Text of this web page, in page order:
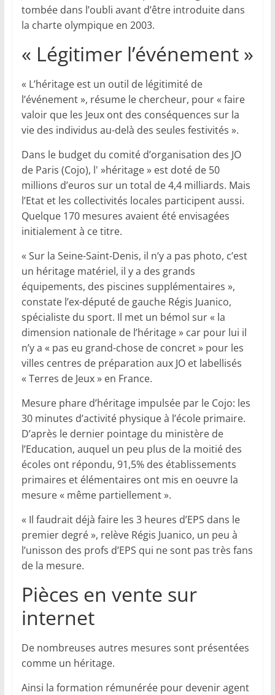
tombée dans l’oubli avant d’être introduite dans
la charte olympique en 2003.
« Légitimer l’événement »
« L’héritage est un outil de légitimité de
l’événement », résume le chercheur, pour « faire
valoir que les Jeux ont des conséquences sur la
vie des individus au-delà des seules festivités ».
Dans le budget du comité d’organisation des JO
de Paris (Cojo), l' »héritage » est doté de 50
millions d’euros sur un total de 4,4 milliards. Mais
l’Etat et les collectivités locales participent aussi.
Quelque 170 mesures avaient été envisagées
initialement à ce titre.
« Sur la Seine-Saint-Denis, il n’y a pas photo, c’est
un héritage matériel, il y a des grands
équipements, des piscines supplémentaires »,
constate l’ex-député de gauche Régis Juanico,
spécialiste du sport. Il met un bémol sur « la
dimension nationale de l’héritage » car pour lui il
n’y a « pas eu grand-chose de concret » pour les
villes centres de préparation aux JO et labellisés
« Terres de Jeux » en France.
Mesure phare d’héritage impulsée par le Cojo: les
30 minutes d’activité physique à l’école primaire.
D’après le dernier pointage du ministère de
l’Education, auquel un peu plus de la moitié des
écoles ont répondu, 91,5% des établissements
primaires et élémentaires ont mis en oeuvre la
mesure « même partiellement ».
« Il faudrait déjà faire les 3 heures d’EPS dans le
premier degré », relève Régis Juanico, un peu à
l’unisson des profs d’EPS qui ne sont pas très fans
de la mesure.
Pièces en vente sur
internet
De nombreuses autres mesures sont présentées
comme un héritage.
Ainsi la formation rémunérée pour devenir agent